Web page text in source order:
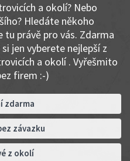
a okolí? Nebo
Hledáte někoho
tu právě pro vás. Zdarma
jen vyberete nejlepší z
a okolí . Vyřešmito
firem :-)
zdarma
závazku
z okolí